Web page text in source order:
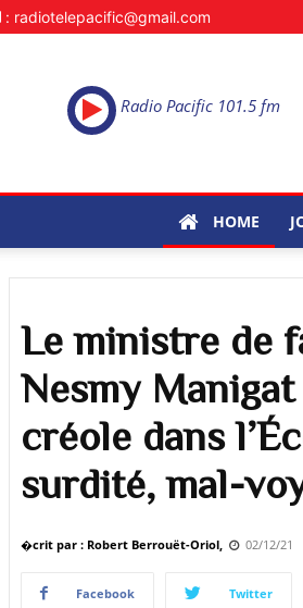
: radiotelepacific@gmail.com
Radio Pacific 101.5 fm
HOME
Le ministre de
Nesmy Manigat
créole dans
surdité, mal-
�crit par : Robert Berrouët-Oriol, 02/12/21
Facebook Twitter